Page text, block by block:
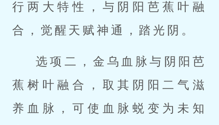
行两大特性，与阴阳芭蕉叶融
合，觉醒天赋神通，踏光阴。
选项二，金乌血脉与阴阳芭
蕉树叶融合，取其阴阳二气滋
养血脉，可使血脉蜕变为未知